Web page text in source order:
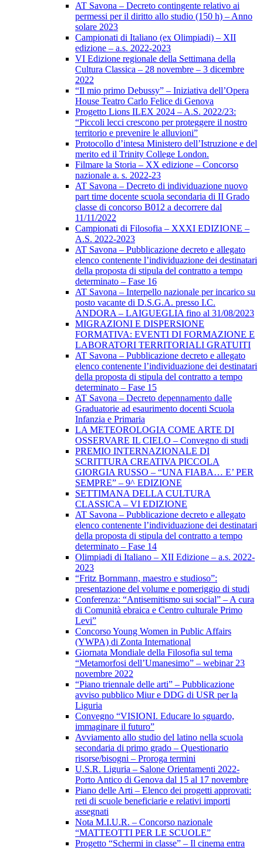
AT Savona – Decreto contingente relativo ai
permessi per il diritto allo studio (150 h) – Anno
solare 2023
Campionati di Italiano (ex Olimpiadi) – XII
edizione – a.s. 2022-2023
VI Edizione regionale della Settimana della
Cultura Classica – 28 novembre – 3 dicembre
2022
“Il mio primo Debussy” – Iniziativa dell’Opera
House Teatro Carlo Felice di Genova
Progetto Lions ILEX 2024 – A.S. 2022/23:
“Piccoli lecci crescono per proteggere il nostro
territorio e prevenire le alluvioni”
Protocollo d’intesa Ministero dell’Istruzione e del
merito ed il Trinity College London.
Filmare la Storia – XX edizione – Concorso
nazionale a. s. 2022-23
AT Savona – Decreto di individuazione nuovo
part time docente scuola secondaria di II Grado
classe di concorso B012 a decorrere dal
11/11/2022
Campionati di Filosofia – XXXI EDIZIONE –
A.S. 2022-2023
AT Savona – Pubblicazione decreto e allegato
elenco contenente l’individuazione dei destinatari
della proposta di stipula del contratto a tempo
determinato – Fase 16
AT Savona – Interpello nazionale per incarico su
posto vacante di D.S.G.A. presso I.C.
ANDORA – LAIGUEGLIA fino al 31/08/2023
MIGRAZIONI E DISPERSIONE
FORMATIVA: EVENTI DI FORMAZIONE E
LABORATORI TERRITORIALI GRATUITI
AT Savona – Pubblicazione decreto e allegato
elenco contenente l’individuazione dei destinatari
della proposta di stipula del contratto a tempo
determinato – Fase 15
AT Savona – Decreto depennamento dalle
Graduatorie ad esaurimento docenti Scuola
Infanzia e Primaria
LA METEOROLOGIA COME ARTE DI
OSSERVARE IL CIELO – Convegno di studi
PREMIO INTERNAZIONALE DI
SCRITTURA CREATIVA PICCOLA
GIORGIA RUSSO – “UNA FIABA… E’ PER
SEMPRE” – 9^ EDIZIONE
SETTIMANA DELLA CULTURA
CLASSICA – VI EDIZIONE
AT Savona – Pubblicazione decreto e allegato
elenco contenente l’individuazione dei destinatari
della proposta di stipula del contratto a tempo
determinato – Fase 14
Olimpiadi di Italiano – XII Edizione – a.s. 2022-
2023
“Fritz Bornmann, maestro e studioso”:
presentazione del volume e pomeriggio di studi
Conferenza: “Antisemitismo sui social” – A cura
di Comunità ebraica e Centro culturale Primo
Levi”
Concorso Young Women in Public Affairs
(YWPA) di Zonta International
Giornata Mondiale della Filosofia sul tema
“Metamorfosi dell’Umanesimo” – webinar 23
novembre 2022
“Piano triennale delle arti” – Pubblicazione
avviso pubblico Miur e DDG di USR per la
Liguria
Convegno “VISIONI. Educare lo sguardo,
immaginare il futuro”
Avviamento allo studio del latino nella scuola
secondaria di primo grado – Questionario
risorse/bisogni – Proroga termini
U.S.R. Liguria – Salone Orientamenti 2022-
Porto Antico di Genova dal 15 al 17 novembre
Piano delle Arti – Elenco dei progetti approvati:
reti di scuole beneficiarie e relativi importi
assegnati
Nota M.I.U.R. – Concorso nazionale
“MATTEOTTI PER LE SCUOLE”
Progetto “Schermi in classe” – Il cinema entra